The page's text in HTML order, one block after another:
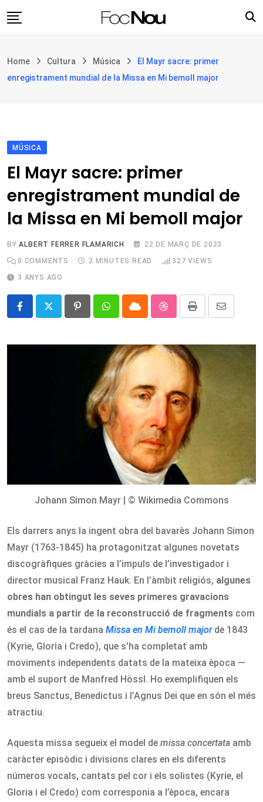
to
Filosofia i teologia
Botiga
Home Cultura Música
El Mayr sacre: primer
enregistrament mundial de la Missa en Mi bemoll major
MÚSICA
El Mayr sacre: primer
enregistrament mundial de
la Missa en Mi bemoll major
BYALBERT FERRER FLAMARICH
22 DE MARÇ DE 2023
0 COMMENTS 2 MINUTES READ 327 VIEWS
3 ANYS AGO
PinterestWhatsappCloud StumbleUpon
Print
Share
Email
Johann Simon Mayr | © Wikimedia Commons
Els darrers anys la ingent obra del bavarès Johann Simon
Mayr (1763-1845) ha protagonitzat algunes novetats
discogràfiques gràcies a l’impuls de l’investigador i
director musical Franz Hauk. En l’àmbit religiós, algunes
obres han obtingut les seves primeres gravacions
mundials a partir de la reconstrucció de fragments com
és el cas de la tardana Missa en Mi bemoll majorde 1843
(Kyrie, Gloria i Credo), que s’ha completat amb
moviments independents datats de la mateixa època —
amb el suport de Manfred Hössl. Ho exemplifiquen els
breus Sanctus, Benedictus i l’Agnus Dei que en són el més
atractiu.
Aquesta missa segueix el model de missa concertata amb
caràcter episòdic i divisions clares en els diferents
números vocals, cantats pel cor i els solistes (Kyrie, el
Gloria i el Credo) com corresponia a l’època, encara